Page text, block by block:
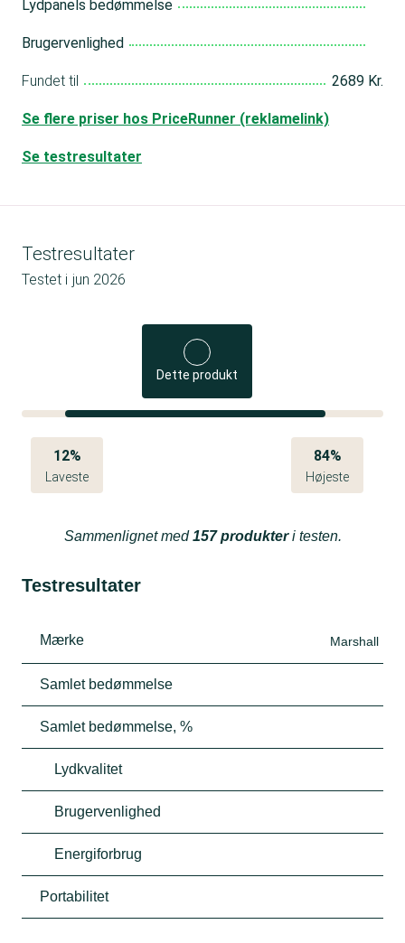
Lydpanels bedømmelse
Brugervenlighed
Fundet til 2689 Kr.
Se flere priser hos PriceRunner (reklamelink)
Se testresultater
Testresultater
Testet i jun 2026
Dette produkt
12%
Laveste
84%
Højeste
Sammenlignet med157 produkteri testen.
Testresultater
Mærke Marshall
Samlet bedømmelse
Samlet bedømmelse, %
Lydkvalitet
Brugervenlighed
Energiforbrug
Portabilitet